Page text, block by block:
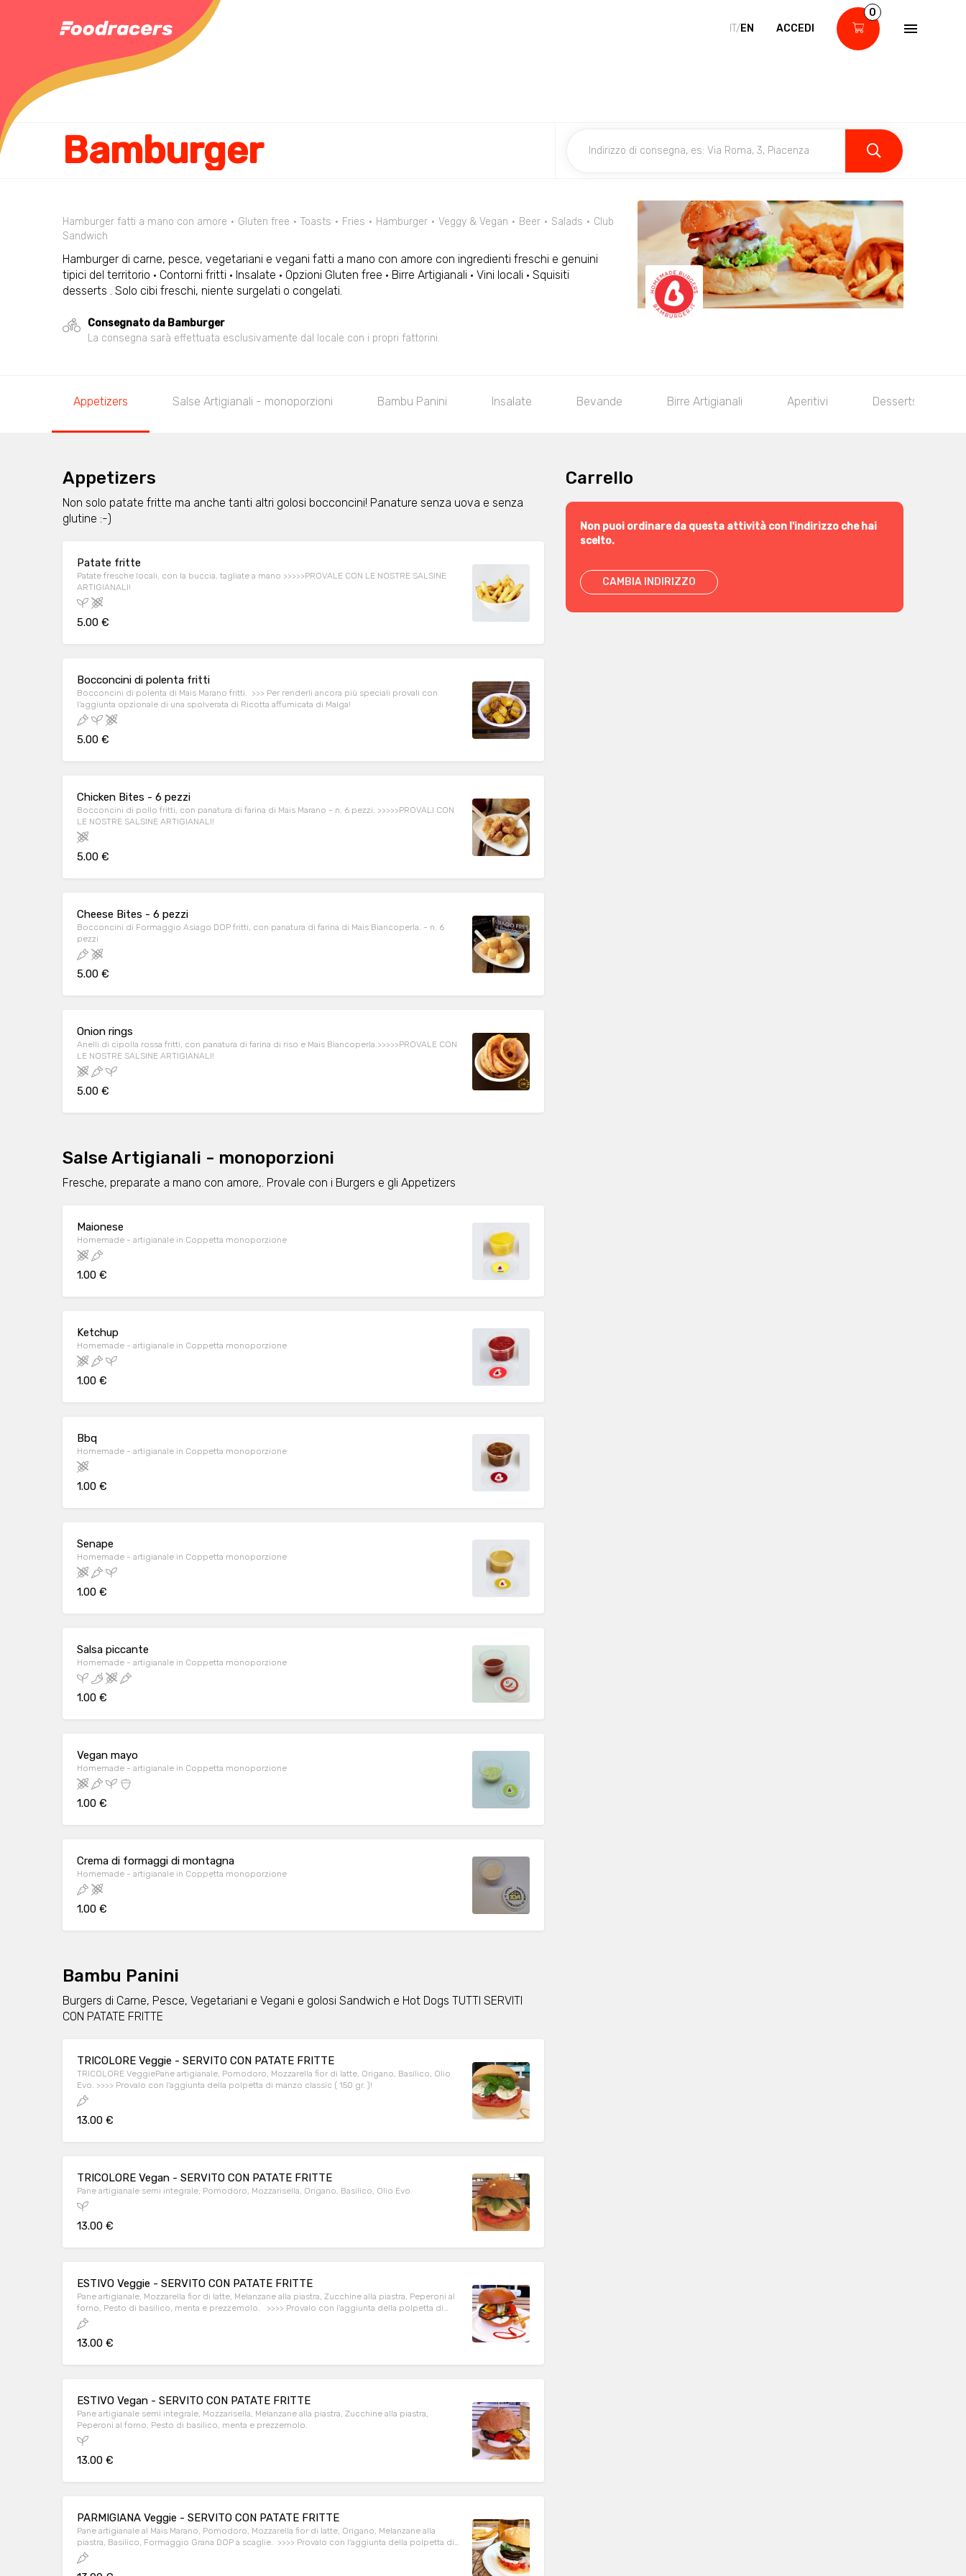
IT/EN ACCEDI
0
Bamburger
Hamburger fatti a mano con amore Gluten free Toasts Fries Hamburger Veggy & Vegan Beer Salads
Club
Sandwich
Hamburger di carne, pesce, vegetariani e vegani fatti a mano con amore con ingredienti freschi e genuini
tipici del territorio · Contorni fritti · Insalate · Opzioni Gluten free · Birre Artigianali · Vini locali · Squisiti
desserts . Solo cibi freschi, niente surgelati o congelati.
Consegnato da Bamburger
La consegna sarà effettuata esclusivamente dal locale con i propri fattorini.
Appetizers Salse Artigianali - monoporzioni Bambu Panini Insalate Bevande Birre Artigianali Aperitivi Desserts
Appetizers
Non solo patate fritte ma anche tanti altri golosi bocconcini! Panature senza uova e senza
glutine :-)
Patate fritte
Patate fresche locali, con la buccia. tagliate a mano >>>>>PROVALE CON LE NOSTRE SALSINE
ARTIGIANALI!
5.00 €
Bocconcini di polenta fritti
Bocconcini di polenta di Mais Marano fritti. >>> Per renderli ancora più speciali provali con
l'aggiunta opzionale di una spolverata di Ricotta affumicata di Malga!
5.00 €
Chicken Bites - 6 pezzi
Bocconcini di pollo fritti, con panatura di farina di Mais Marano - n. 6 pezzi. >>>>>PROVALI CON
LE NOSTRE SALSINE ARTIGIANALI!
5.00 €
Cheese Bites - 6 pezzi
Bocconcini di Formaggio Asiago DOP fritti, con panatura di farina di Mais Biancoperla. - n. 6
pezzi
5.00 €
Onion rings
Anelli di cipolla rossa fritti, con panatura di farina di riso e Mais Biancoperla.>>>>>PROVALE CON
LE NOSTRE SALSINE ARTIGIANALI!
5.00 €
Salse Artigianali - monoporzioni
Fresche, preparate a mano con amore,. Provale con i Burgers e gli Appetizers
Maionese
Homemade - artigianale in Coppetta monoporzione
1.00 €
Ketchup
Homemade - artigianale in Coppetta monoporzione
1.00 €
Bbq
Homemade - artigianale in Coppetta monoporzione
1.00 €
Senape
Homemade - artigianale in Coppetta monoporzione
1.00 €
Salsa piccante
Homemade - artigianale in Coppetta monoporzione
1.00 €
Vegan mayo
Homemade - artigianale in Coppetta monoporzione
1.00 €
Crema di formaggi di montagna
Homemade - artigianale in Coppetta monoporzione
1.00 €
Bambu Panini
Burgers di Carne, Pesce, Vegetariani e Vegani e golosi Sandwich e Hot Dogs TUTTI SERVITI
CON PATATE FRITTE
TRICOLORE Veggie - SERVITO CON PATATE FRITTE
TRICOLORE VeggiePane artigianale, Pomodoro, Mozzarella fior di latte, Origano, Basilico, Olio
Evo. >>>> Provalo con l'aggiunta della polpetta di manzo classic ( 150 gr. )!
13.00 €
TRICOLORE Vegan - SERVITO CON PATATE FRITTE
Pane artigianale semi integrale, Pomodoro, Mozzarisella, Origano, Basilico, Olio Evo.
13.00 €
ESTIVO Veggie - SERVITO CON PATATE FRITTE
Pane artigianale, Mozzarella fior di latte, Melanzane alla piastra, Zucchine alla piastra, Peperoni al
forno, Pesto di basilico, menta e prezzemolo. >>>> Provalo con l'aggiunta della polpetta di
manzo classic ( 150 gr. )!
13.00 €
ESTIVO Vegan - SERVITO CON PATATE FRITTE
Pane artigianale semi integrale, Mozzarisella, Melanzane alla piastra, Zucchine alla piastra,
Peperoni al forno, Pesto di basilico, menta e prezzemolo.
13.00 €
PARMIGIANA Veggie - SERVITO CON PATATE FRITTE
Pane artigianale al Mais Marano, Pomodoro, Mozzarella fior di latte, Origano, Melanzane alla
piastra, Basilico, Formaggio Grana DOP a scaglie. >>>> Provalo con l'aggiunta della polpetta di
manzo classic ( 150 gr. )!
Carrello
Non puoi ordinare da questa attività con l'indirizzo che hai
scelto.
CAMBIA INDIRIZZO